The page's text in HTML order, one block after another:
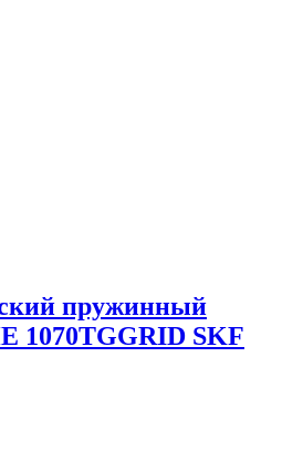
пружинный
1070TGGRID SKF